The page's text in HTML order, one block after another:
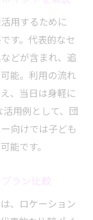
ルバーベキュ
らバーベキュ
ュー新提案
らバーベキュ
用するために
す。代表的なセ
どが含まれ、追
能。利用の流れ
、当日は身軽に
用例として、団
向けでは子ども
能です。
、ロケーション